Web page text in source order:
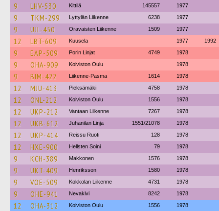
9 LHV-530 Kittilä 145557 1977
9 TKM-299 Lyttylän Liikenne 6238 1977
9 UJL-450 Oravaisten Liikenne 1509 1977
12 LBT-609 Kuusela 1977 1992
9 EAP-509 Porin Linjat 4749 1978
9 OHA-909 Koiviston Oulu 1978
9 BIM-422 Liikenne-Pasma 1614 1978
12 MJU-413 Pieksämäki 4758 1978
12 ONL-212 Koiviston Oulu 1556 1978
12 UKP-212 Vantaan Liikenne 7267 1978
12 UKB-612 Juhanilan Linja 1551/21078 1978
12 UKP-414 Reissu Ruoti 128 1978
12 HXE-900 Hellsten Soini 79 1978
9 KCH-389 Makkonen 1576 1978
9 UKT-409 Henriksson 1580 1978
9 VOE-509 Kokkolan Liikenne 4731 1978
9 OHE-941 Nevakivi 8242 1978
12 OHA-312 Koiviston Oulu 1556 1978